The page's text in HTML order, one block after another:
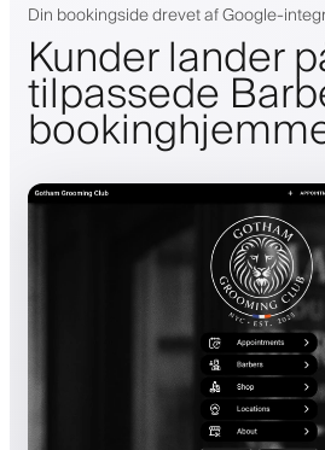
Din bookingside drevet af Google-
Kunder lander
tilpassede